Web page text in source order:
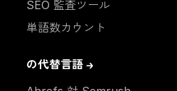
SEO 監査ツール
単語数カウント
の代替言語 →